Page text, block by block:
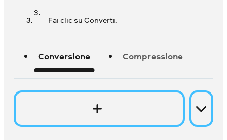
Fai clic su Converti.
Conversione Compressione